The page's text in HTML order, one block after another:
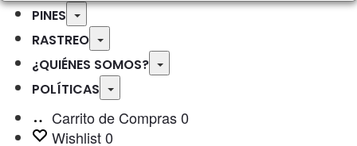
PINES Toggle
RASTREO Toggle
¿QUIÉNES SOMOS? Toggle
POLÍTICAS
Toggle
Carrito de Compras0
Wishlist0